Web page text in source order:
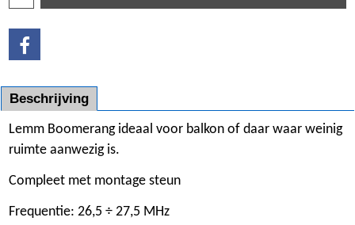
Beschrijving
Lemm Boomerang ideaal voor balkon of daar waar weinig
ruimte aanwezig is.
Compleet met montage steun
Frequentie: 26,5 ÷ 27,5 MHz